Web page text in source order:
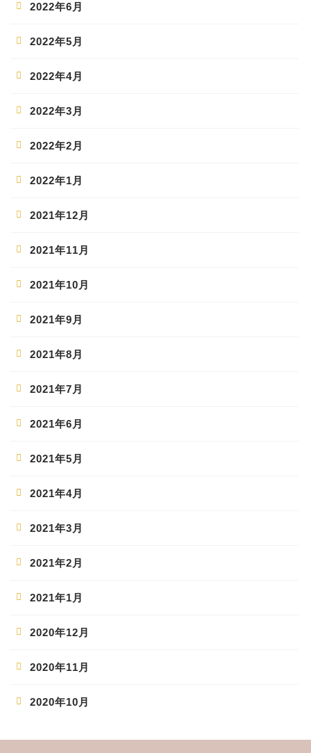
2022年6月
2022年5月
2022年4月
2022年3月
2022年2月
2022年1月
2021年12月
2021年11月
2021年10月
2021年9月
2021年8月
2021年7月
2021年6月
2021年5月
2021年4月
2021年3月
2021年2月
2021年1月
2020年12月
2020年11月
2020年10月